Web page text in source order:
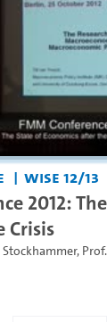
WiSe 12/13
2012:
Crisis
,